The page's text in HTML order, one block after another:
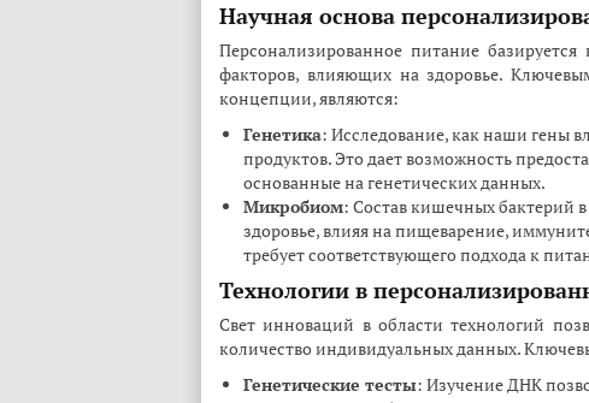
Научная основа
Персонализированное питание
факторов, влияющих на здоровье.
концепции, являются:
Генетика: Исследование, как наши гены
продуктов. Это дает возможность
основанные на генетических данных.
Микробиом: Состав кишечных бактерий
здоровье, влияя на пищеварение,
требует соответствующего подхода к
Технологии в
Свет инноваций в области технологий
количество индивидуальных данных.
Генетические тесты: Изучение ДНК